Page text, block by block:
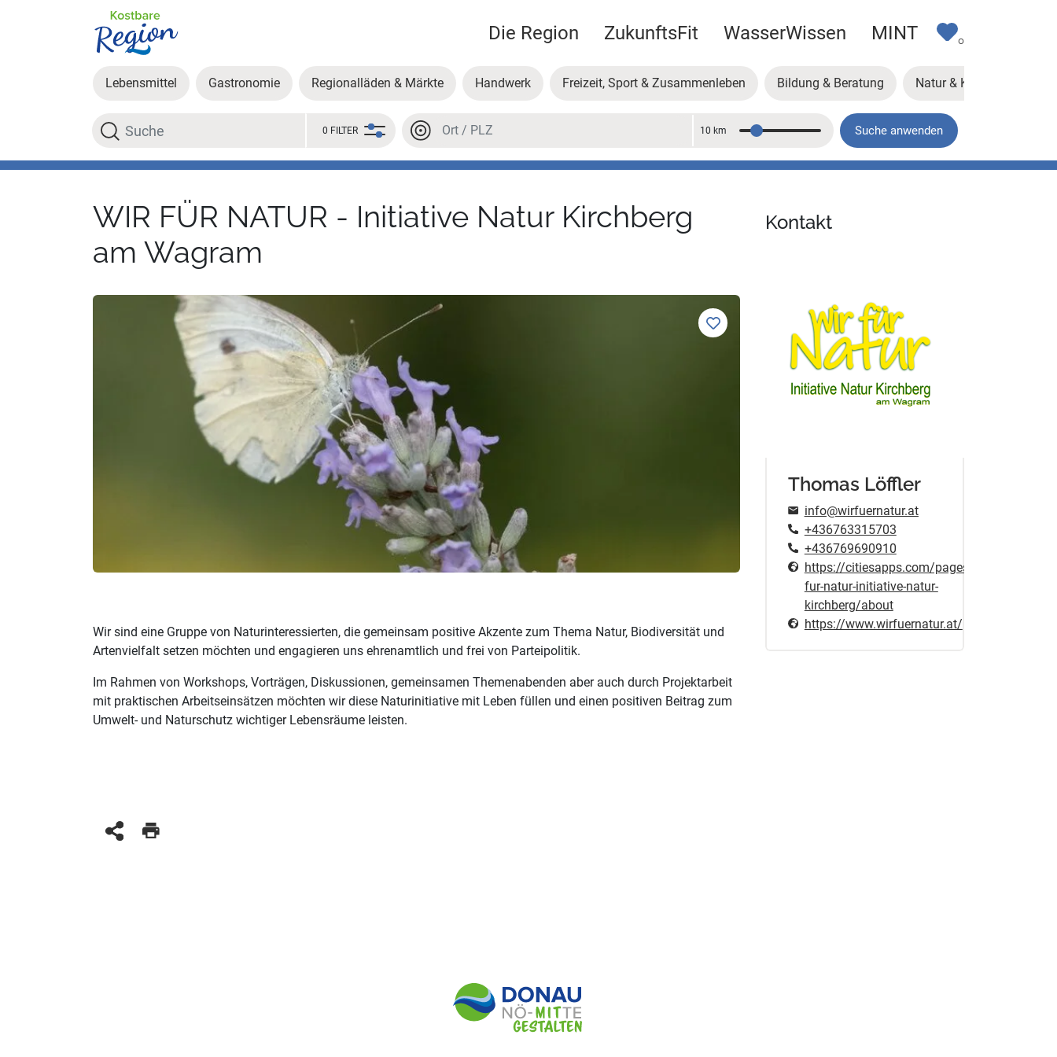
Die Region ZukunftsFit WasserWissen MINT 0
Lebensmittel Gastronomie Regionalläden & Märkte Handwerk Freizeit, Sport & Zusammenleben Bildung & Beratung Natur & Klima
Suche
0 FILTER Ort oder PLZ
Entfernung
10 km Suche anwenden
WIR FÜR NATUR - Initiative Natur Kirchberg
am Wagram
Wir sind eine Gruppe von Naturinteressierten, die gemeinsam positive Akzente zum Thema Natur, Biodiversität und
Artenvielfalt setzen möchten und engagieren uns ehrenamtlich und frei von Parteipolitik.
Im Rahmen von Workshops, Vorträgen, Diskussionen, gemeinsamen Themenabenden aber auch durch Projektarbeit
mit praktischen Arbeitseinsätzen möchten wir diese Naturinitiative mit Leben füllen und einen positiven Beitrag zum
Umwelt- und Naturschutz wichtiger Lebensräume leisten.
Kontakt
Thomas Löffler
info@wirfuernatur.at
+436763315703
+436769690910
https://citiesapps.com/pages/wir-
fur-natur-initiative-natur-
kirchberg/about
https://www.wirfuernatur.at/